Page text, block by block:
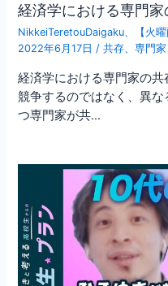
経済学における専門
NikkeiTeretouDaigaku、 【火
2022年6月17日 /共存、専門家
経済学における専門家の共
競争するのではなく、異
つ専門家が共…